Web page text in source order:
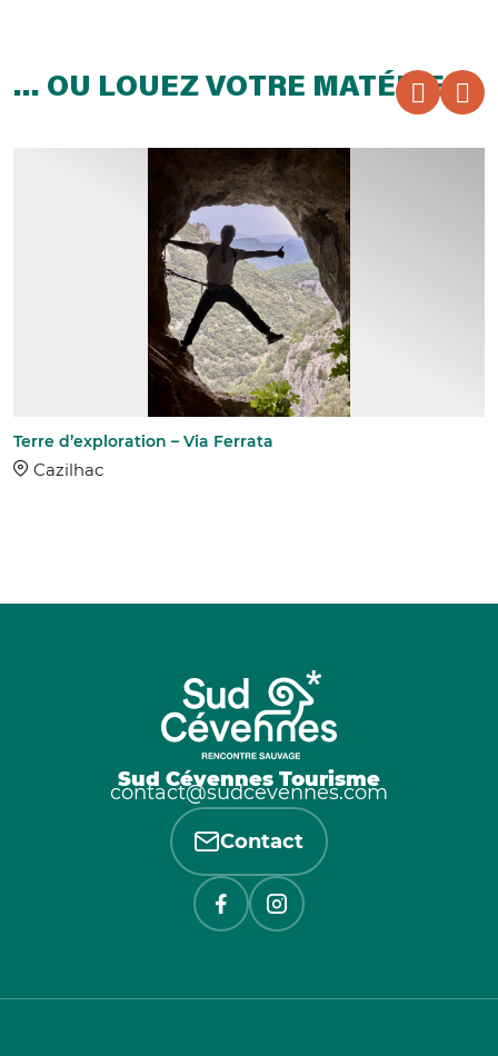
… OU LOUEZ VOTRE MATÉRIEL !
Terre d’exploration – Via Ferrata
Cazilhac
Sud Cévennes Tourisme
contact@sudcevennes.com
Contact